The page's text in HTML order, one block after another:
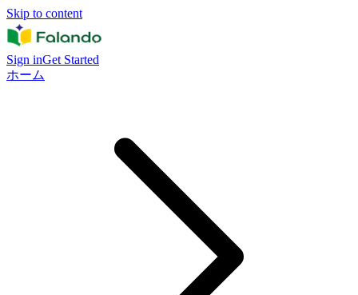
Skip to content
Sign inGet Started
ホーム